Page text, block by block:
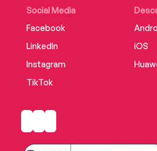
Social Media
Facebook
LinkedIn
Instagram
TikTok
iOS